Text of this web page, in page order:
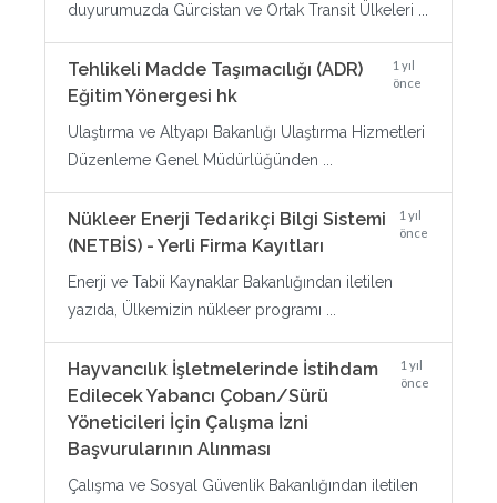
duyurumuzda Gürcistan ve Ortak Transit Ülkeleri ...
Tehlikeli Madde Taşımacılığı (ADR)
Eğitim Yönergesi hk
1 yıl
önce
Ulaştırma ve Altyapı Bakanlığı Ulaştırma Hizmetleri
Düzenleme Genel Müdürlüğünden ...
Nükleer Enerji Tedarikçi Bilgi Sistemi
(NETBİS) - Yerli Firma Kayıtları
1 yıl
önce
Enerji ve Tabii Kaynaklar Bakanlığından iletilen
yazıda, Ülkemizin nükleer programı ...
Hayvancılık İşletmelerinde İstihdam
Edilecek Yabancı Çoban/Sürü
Yöneticileri İçin Çalışma İzni
Başvurularının Alınması
1 yıl
önce
Çalışma ve Sosyal Güvenlik Bakanlığından iletilen